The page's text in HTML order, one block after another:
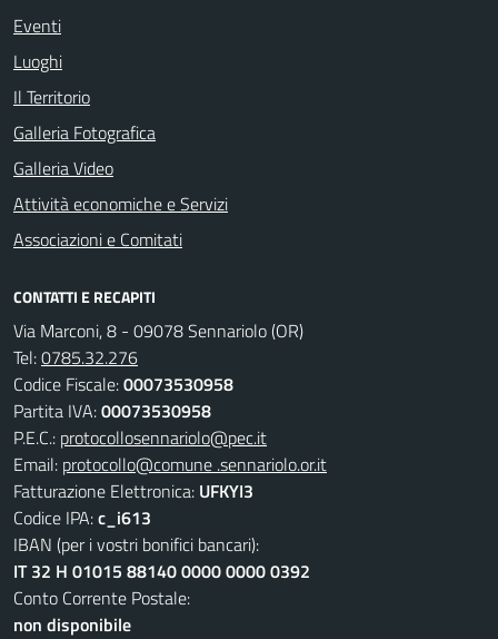
Eventi
Luoghi
Il Territorio
Galleria Fotografica
Galleria Video
Attività economiche e Servizi
Associazioni e Comitati
CONTATTI E RECAPITI
Via Marconi, 8 - 09078 Sennariolo (OR)
Tel:0785.32.276
Codice Fiscale:00073530958
Partita IVA:00073530958
P.E.C.: protocollosennariolo@pec.it
Email: protocollo@comune .sennariolo.or.it
Fatturazione Elettronica: UFKYI3
Codice IPA:c_i613
IBAN (per i vostri bonifici bancari):
IT 32 H 01015 88140 0000 0000 0392
Conto Corrente Postale:
non disponibile